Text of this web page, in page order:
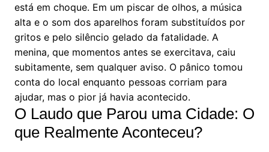
está em choque. Em um piscar de olhos, a música
alta e o som dos aparelhos foram substituídos por
gritos e pelo silêncio gelado da fatalidade. A
menina, que momentos antes se exercitava, caiu
subitamente, sem qualquer aviso. O pânico tomou
conta do local enquanto pessoas corriam para
ajudar, mas o pior já havia acontecido.
O Laudo que Parou uma Cidade: O
que Realmente Aconteceu?